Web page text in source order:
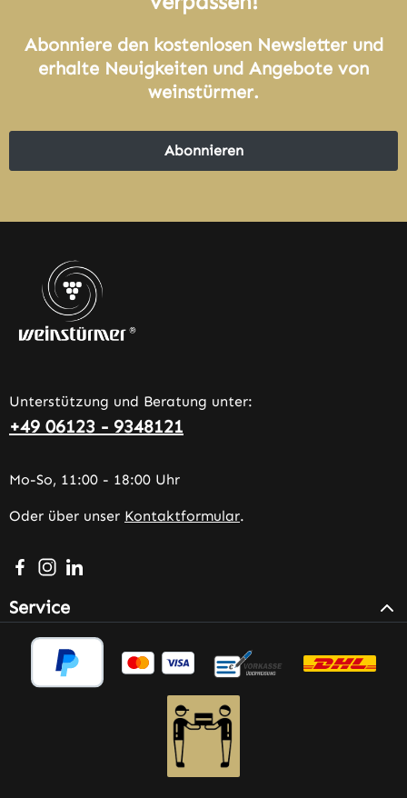
Abonniere den kostenlosen Newsletter und
erhalte Neuigkeiten und Angebote von
weinstürmer.
Abonnieren
Unterstützung und Beratung unter:
+49 06123 - 9348121
Mo-So, 11:00 - 18:00 Uhr
Oder über unser Kontaktformular.
Besuche uns auf Facebook – öffnet in neuem Tab
Schau auf Instagram vorbei – öffnet in neuem Tab
Vernetze dich mit uns auf LinkedIn – öffnet in
Service